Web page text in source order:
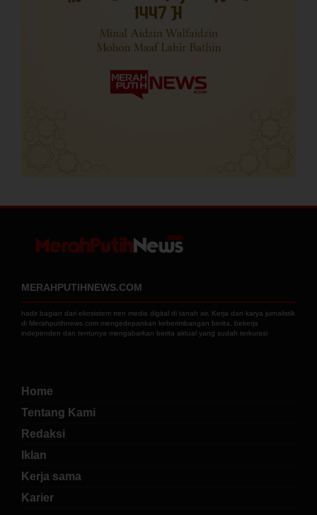
MERAHPUTIHNEWS.COM
hadir bagian dari ekosistem tren media digital di tanah air. Kerja dan karya jurnalistik
di Merahputihnews.com mengedepankan keberimbangan berita, bekerja
independen dan tentunya mengabarkan berita aktual yang sudah terkurasi
Home
Tentang Kami
Redaksi
Iklan
Kerja sama
Karier